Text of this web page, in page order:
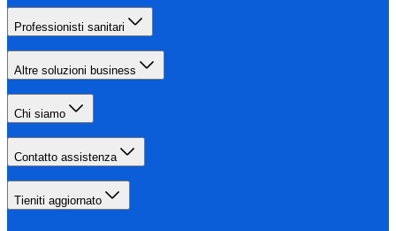
Professionisti sanitari
Altre soluzioni business
Chi siamo
Contatto assistenza
Tieniti aggiornato